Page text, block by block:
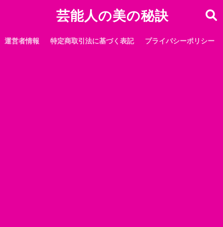
芸能人の美の秘訣
運営者情報 特定商取引法に基づく表記 プライバシーポリシー